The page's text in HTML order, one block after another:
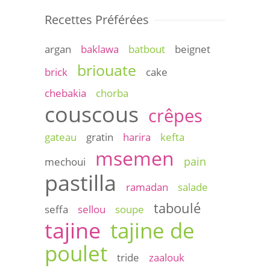
Recettes Préférées
argan baklawa batbout
beignet
brick
briouate
cake
chebakia
chorba
couscous crêpes
gateau gratin harira
kefta
mechoui
msemen pain
pastilla ramadan
salade
seffa
sellou soupe taboulé
tajine tajine de
poulet
tride
zaalouk